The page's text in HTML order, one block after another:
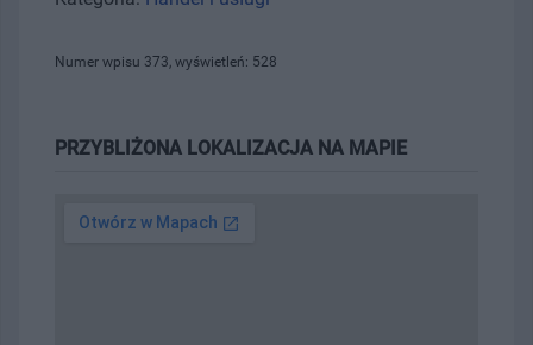
Numer wpisu 373, wyświetleń: 528
PRZYBLIŻONA LOKALIZACJA NA MAPIE